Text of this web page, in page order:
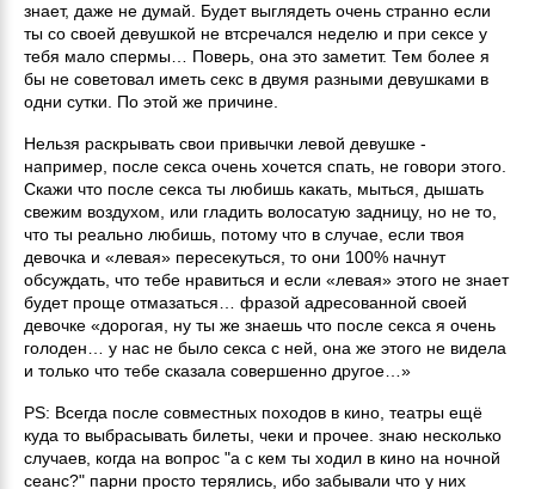
знает, даже не думай. Будет выглядеть очень странно если
ты со своей девушкой не втсречался неделю и при сексе у
тебя мало спермы… Поверь, она это заметит. Тем более я
бы не советовал иметь секс в двумя разными девушками в
одни сутки. По этой же причине.
Нельзя раскрывать свои привычки левой девушке -
например, после секса очень хочется спать, не говори этого.
Скажи что после секса ты любишь какать, мыться, дышать
свежим воздухом, или гладить волосатую задницу, но не то,
что ты реально любишь, потому что в случае, если твоя
девочка и «левая» пересекуться, то они 100% начнут
обсуждать, что тебе нравиться и если «левая» этого не знает
будет проще отмазаться… фразой адресованной своей
девочке «дорогая, ну ты же знаешь что после секса я очень
голоден… у нас не было секса с ней, она же этого не видела
и только что тебе сказала совершенно другое…»
PS: Всегда после совместных походов в кино, театры ещё
куда то выбрасывать билеты, чеки и прочее. знаю несколько
случаев, когда на вопрос "а с кем ты ходил в кино на ночной
сеанс?" парни просто терялись, ибо забывали что у них